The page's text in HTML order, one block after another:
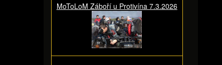
MoToLoM Záboří u Protivína 7.3.2026